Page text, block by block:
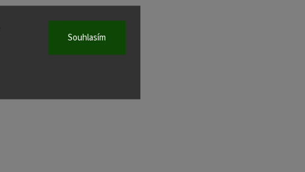
Souhlasím